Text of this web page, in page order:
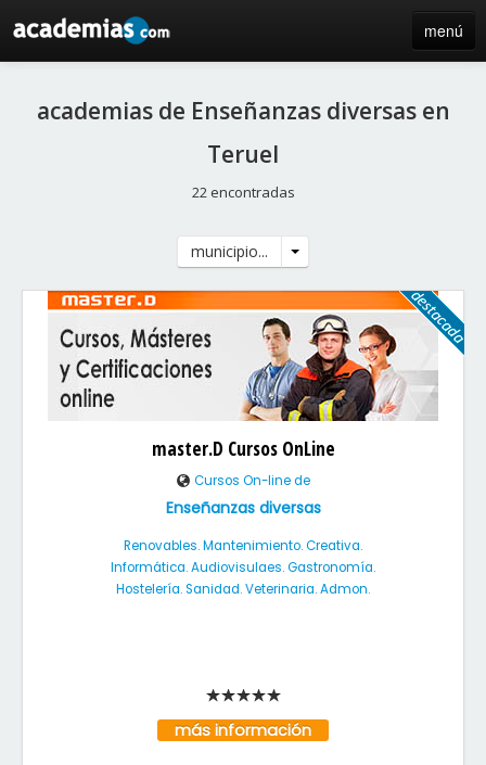
menú
blog
academias de Enseñanzas diversas en
Teruel
22 encontradas
municipio...
master.D Cursos OnLine
Cursos On-line de
Enseñanzas diversas
Renovables. Mantenimiento. Creativa.
Informática. Audiovisulaes. Gastronomía.
Hostelería. Sanidad. Veterinaria. Admon.
más información